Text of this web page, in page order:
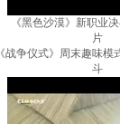
《黑色沙漠》新职业
片
《战争仪式》周末趣味
斗